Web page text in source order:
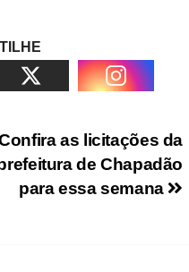
as licitações da
de Chapadão
para essa semana